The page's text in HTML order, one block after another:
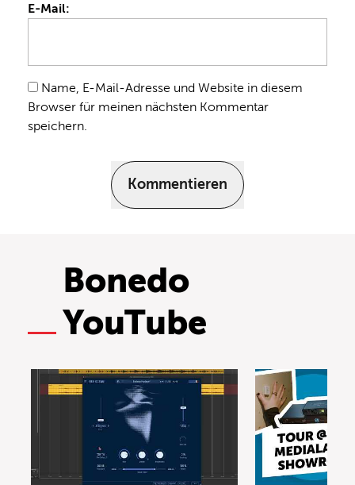
E-Mail:
Name, E-Mail-Adresse und Website in diesem
Browser für meinen nächsten Kommentar
speichern.
Kommentieren
Bonedo
YouTube